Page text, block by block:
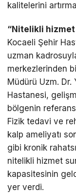
kalitelerini
“Nitelikli
Kocaeli Şehir
uzman
merkezlerinden
Müdürü Uzm. Dr.
Hastanesi,
bölgenin
Fizik tedavi ve
kalp ameliyatı
gibi kronik
nitelikli hizmet
kapasitesinin
yer verdi.